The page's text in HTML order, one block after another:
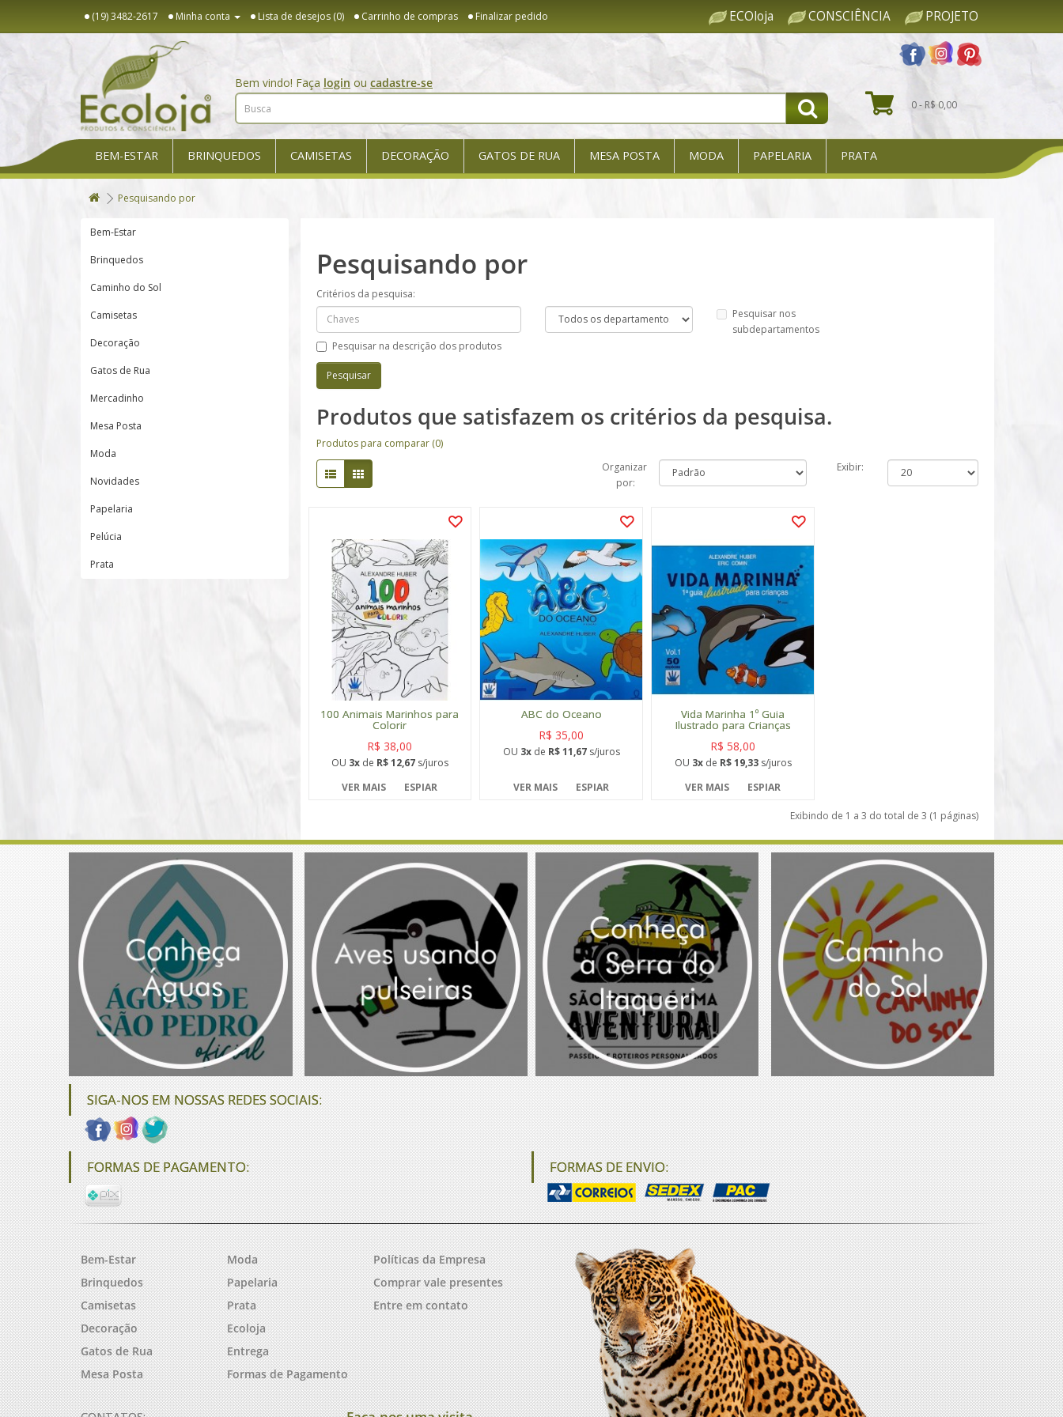
(19) 3482-2617 Minha conta Lista de desejos (0) Carrinho de compras Finalizar pedido ECOloja CONSCIÊNCIA PROJETO
Bem vindo! Faça login ou cadastre-se
0 - R$ 0,00
BEM-ESTAR BRINQUEDOS CAMISETAS DECORAÇÃO GATOS DE RUA MESA POSTA MODA PAPELARIA PRATA
Pesquisando por
Bem-Estar
Brinquedos
Caminho do Sol
Camisetas
Decoração
Gatos de Rua
Mercadinho
Mesa Posta
Moda
Novidades
Papelaria
Pelúcia
Prata
Pesquisando por
Critérios da pesquisa:
Pesquisar nos
subdepartamentos
Pesquisar na descrição dos produtos
Produtos que satisfazem os critérios da pesquisa.
Produtos para comparar (0)
Organizar
por:
Exibir:
100 Animais Marinhos para
Colorir
R$ 38,00
OU 3xde R$ 12,67s/juros
VER MAIS
ESPIAR
ABC do Oceano
R$ 35,00
OU 3xde R$ 11,67s/juros
VER MAIS ESPIAR
Vida Marinha 1º Guia
Ilustrado para Crianças
R$ 58,00
OU 3xde R$ 19,33s/juros
VER MAIS
ESPIAR
Exibindo de 1 a 3 do total de 3 (1 páginas)
SIGA-NOS EM NOSSAS REDES SOCIAIS:
FORMAS DE PAGAMENTO: FORMAS DE ENVIO:
Bem-Estar
Brinquedos
Camisetas
Decoração
Gatos de Rua
Mesa Posta
Moda
Papelaria
Prata
Ecoloja
Entrega
Formas de Pagamento
Políticas da Empresa
Comprar vale presentes
Entre em contato